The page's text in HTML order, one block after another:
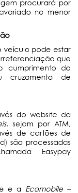
procurará por
no menor
veículo pode estar
que
cumprimento do
cruzamento de
do website da
, sejam por ATM,
de cartões de
são processadas
Easypay
e a Ecomobile –